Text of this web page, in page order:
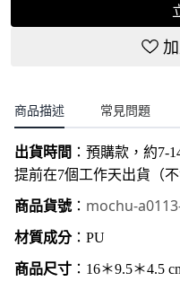
商品描述 常見問題
出貨時間 ： 預購款，約7-
提前在7個工作天出貨（不
商品貨號： mochu-
材質成分：PU
商品尺寸 ：16＊9.5＊4.5